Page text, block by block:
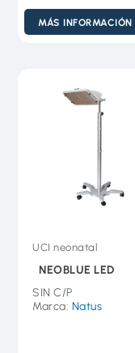
MÁS INFORMACIÓN
UCI neonatal
NEOBLUE LED
SIN C/P
Marca: Natus